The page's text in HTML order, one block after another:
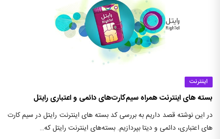
اینترنت
بسته های اینترنت همراه سیم‌کارت‌های دائمی و اعتباری رایتل
در این نوشته قصد داریم به بررسی کد بسته های اینترنت رایتل در سیم کارت
های اعتباری، دائمی و دیتا بپردازیم. بسته‌های اینترنت رایتل که…